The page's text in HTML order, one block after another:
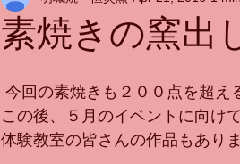
素焼きの窯出
今回の素焼きも２００点を超え
この後、５月のイベントに向け
体験教室の皆さんの作品もありま